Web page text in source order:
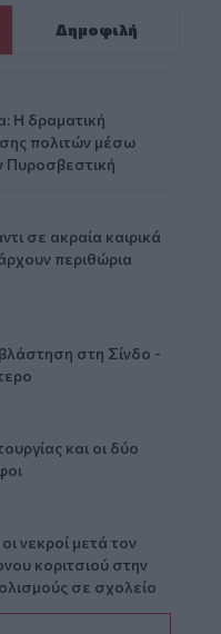
Δημοφιλή
Η δραματική
πολιτών μέσω
Πυροσβεστική
σε ακραία καιρικά
περιθώρια
στη Σίνδο -
και οι δύο
νεκροί μετά τον
κοριτσιού στην
σε σχολείο